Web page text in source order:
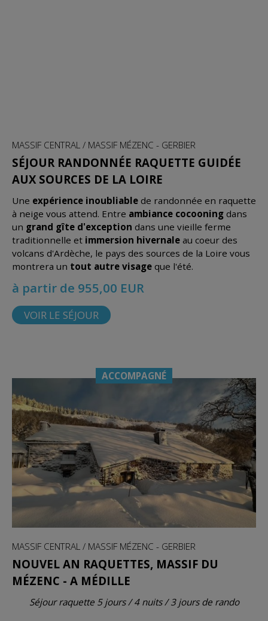
MASSIF CENTRAL / MASSIF MÉZENC - GERBIER
SÉJOUR RANDONNÉE RAQUETTE GUIDÉE
AUX SOURCES DE LA LOIRE
Une expérience inoubliable de randonnée en raquette
à neige vous attend. Entre ambiance cocooning dans
un grand gîte d'exception dans une vieille ferme
traditionnelle et immersion hivernale au coeur des
volcans d'Ardèche, le pays des sources de la Loire vous
montrera un tout autre visage que l'été.
à partir de 955,00 EUR
VOIR LE SÉJOUR
ACCOMPAGNÉ
MASSIF CENTRAL / MASSIF MÉZENC - GERBIER
NOUVEL AN RAQUETTES, MASSIF DU
MÉZENC - A MÉDILLE
Séjour raquette 5 jours / 4 nuits/ 3 jours de rando